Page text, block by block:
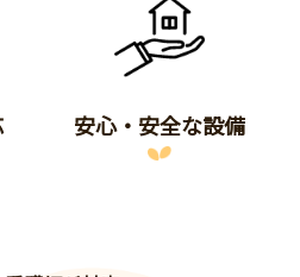
安心・安全な設備